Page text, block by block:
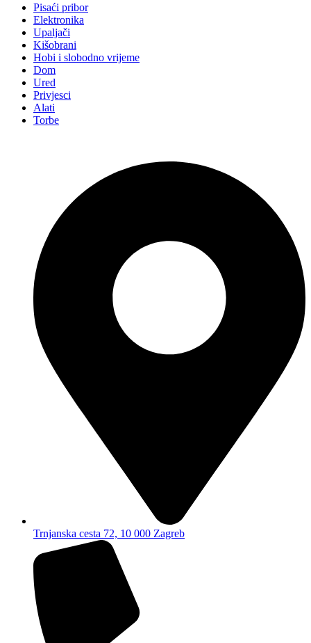
Pisaći pribor
Elektronika
Upaljači
Kišobrani
Hobi i slobodno vrijeme
Dom
Ured
Privjesci
Alati
Torbe
Trnjanska cesta 72, 10 000 Zagreb